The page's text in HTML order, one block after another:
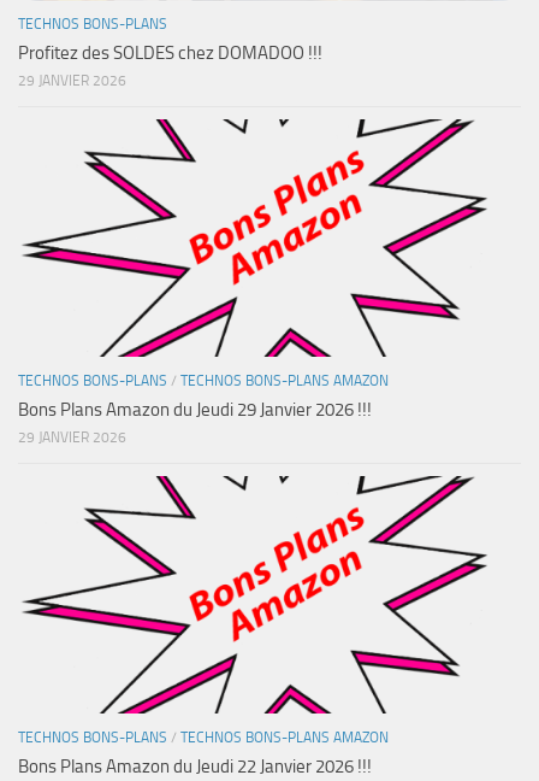
TECHNOS BONS-PLANS
Profitez des SOLDES chez DOMADOO !!!
29 JANVIER 2026
TECHNOS BONS-PLANS / TECHNOS BONS-PLANS AMAZON
Bons Plans Amazon du Jeudi 29 Janvier 2026 !!!
29 JANVIER 2026
TECHNOS BONS-PLANS / TECHNOS BONS-PLANS AMAZON
Bons Plans Amazon du Jeudi 22 Janvier 2026 !!!